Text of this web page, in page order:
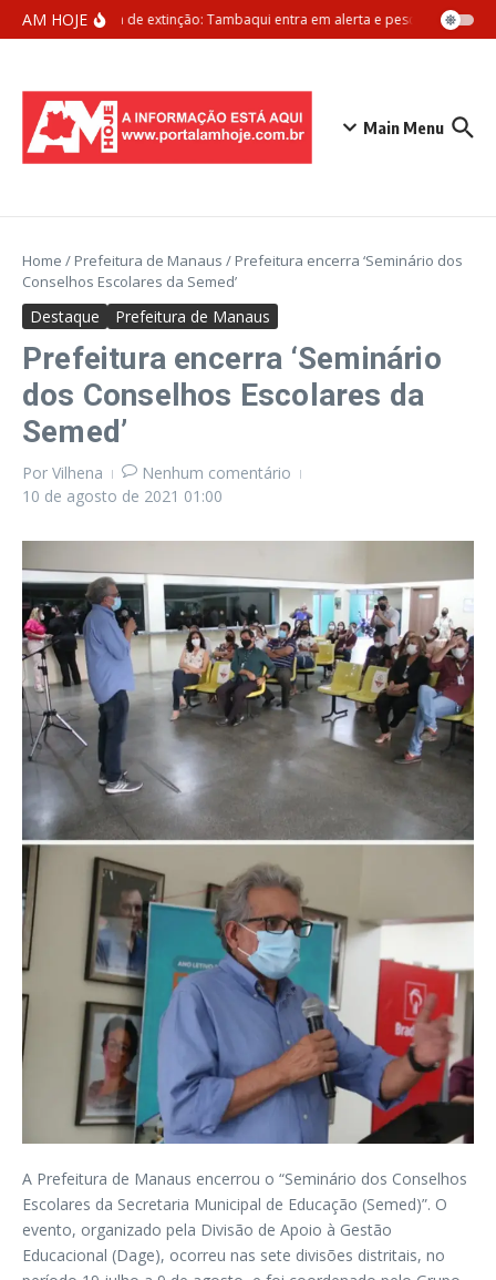
Ir para o conteúdo
AM HOJEAmeaça de extinção: Tambaqui entra em alerta e pesca pode ser
Main Menu
Home / Prefeitura de Manaus / Prefeitura encerra ‘Seminário dos
Conselhos Escolares da Semed’
Destaque Prefeitura de Manaus
Prefeitura encerra ‘Seminário
dos Conselhos Escolares da
Semed’
Por Vilhena
Nenhum comentário
10 de agosto de 2021 01:00
A Prefeitura de Manaus encerrou o “Seminário dos Conselhos
Escolares da Secretaria Municipal de Educação (Semed)”. O
evento, organizado pela Divisão de Apoio à Gestão
Educacional (Dage), ocorreu nas sete divisões distritais, no